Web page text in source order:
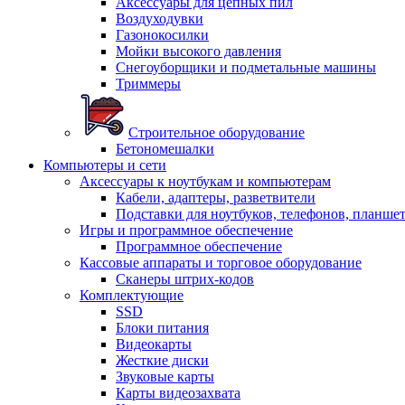
Воздуходувки
Газонокосилки
Мойки высокого давления
Снегоуборщики и подметальные машины
Триммеры
Строительное оборудование
Бетономешалки
Компьютеры и сети
Аксессуары к ноутбукам и компьютерам
Кабели, адаптеры, разветвители
Подставки для ноутбуков, телефонов,
Игры и программное обеспечение
Программное обеспечение
Кассовые аппараты и торговое оборудование
Сканеры штрих-кодов
Комплектующие
SSD
Блоки питания
Видеокарты
Жесткие диски
Звуковые карты
Карты видеозахвата